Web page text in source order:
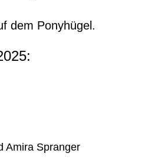
dem Ponyhügel.
Amira Spranger